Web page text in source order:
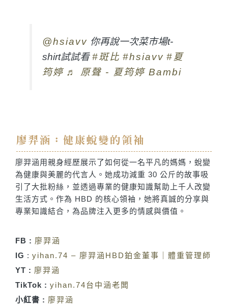
@hsiavv 你再說一次菜市場t-
shirt試試看#斑比 #hsiavv #夏
筠婷 ♬ 原聲 - 夏筠婷 Bambi
廖羿涵：健康蛻變的領袖
廖羿涵用親身經歷展示了如何從一名平凡的媽媽，蛻變
為健康與美麗的代言人。她成功減重 30 公斤的故事吸
引了大批粉絲，並透過專業的健康知識幫助上千人改變
生活方式。作為 HBD 的核心領袖，她將真誠的分享與
專業知識結合，為品牌注入更多的情感與價值。
FB : 廖羿涵
IG : yihan.74 – 廖羿涵HBD鉑金董事｜體重管理師
YT : 廖羿涵
TikTok : yihan.74台中涵老闆
小紅書 : 廖羿涵